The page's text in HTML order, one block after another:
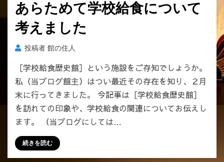
あらためて学校給食について
考えました
投稿者 館の住人
［学校給食歴史館］という施設をご存知でしょうか。
私（当ブログ館主）はつい最近その存在を知り、２月
末に行ってきました。 今記事は［学校給食歴史館］
を訪れての印象や、学校給食の関連についてお伝えし
ます。 （当ブログにしては…
続きを読む